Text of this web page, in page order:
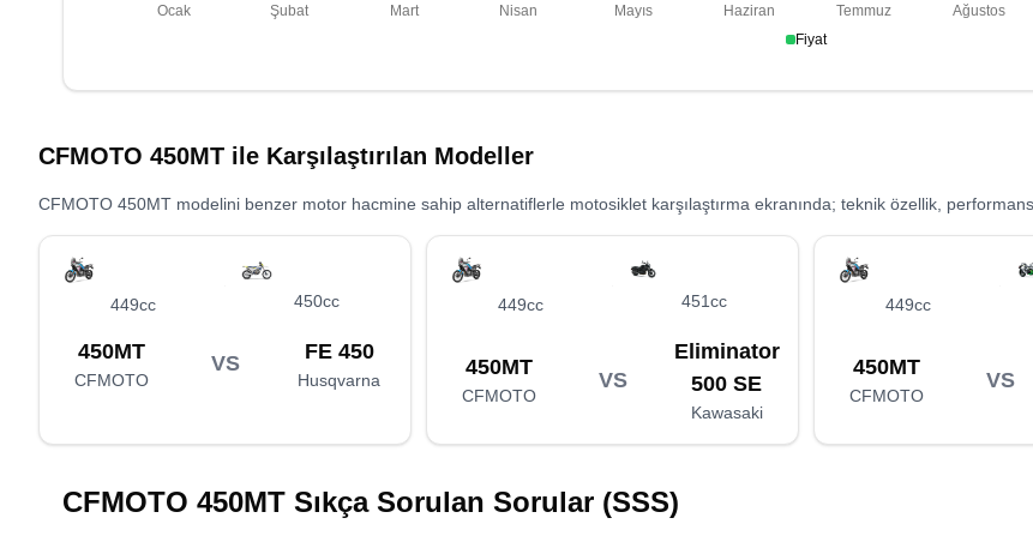
Ocak Şubat Mart Nisan Mayıs Haziran Temmuz Ağustos
Fiyat
CFMOTO 450MT ile Karşılaştırılan Modeller
CFMOTO 450MT modelini benzer motor hacmine sahip alternatiflerle motosiklet karşılaştırma ekranında; teknik özellik, performans
449cc 450cc
450MT
CFMOTO
VS
FE 450
Husqvarna
449cc 451cc
450MT
CFMOTO
VS
Eliminator
500 SE
Kawasaki
449cc
450MT
CFMOTO
VS
CFMOTO 450MT Sıkça Sorulan Sorular (SSS)